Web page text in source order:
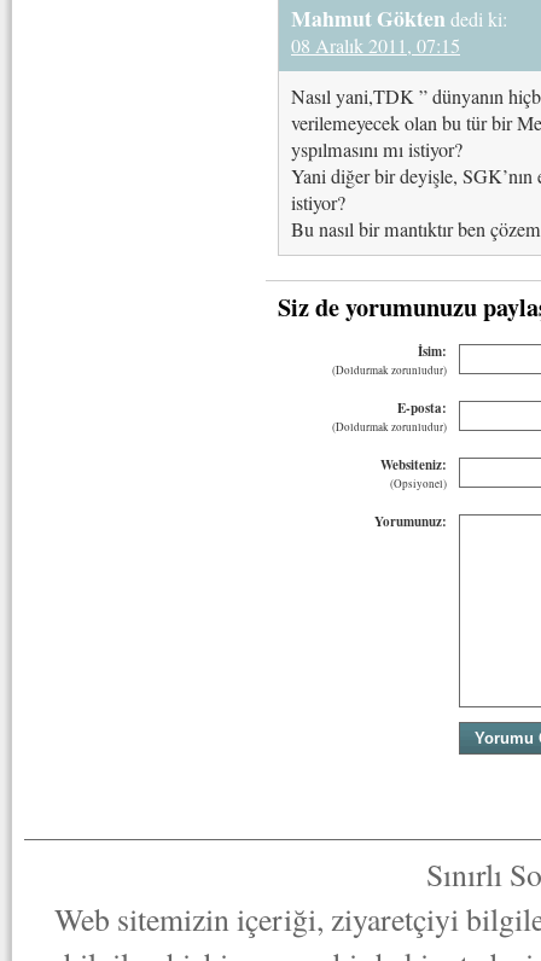
Mahmut Göktendedi ki:
08 Aralık 2011, 07:15
Nasıl yani,TDK ” dünyanın
verilemeyecek olan bu tür bir
yspılmasını mı istiyor?
Yani diğer bir deyişle, SGK’nın
istiyor?
Bu nasıl bir mantıktır ben
Siz de yorumunuzu
İsim:
(Doldurmak zorunludur)
E-posta:
(Doldurmak zorunludur)
Websiteniz:
(Opsiyonel)
Yorumunuz:
Sınırlı
Web sitemizin içeriği, ziyaretçiyi